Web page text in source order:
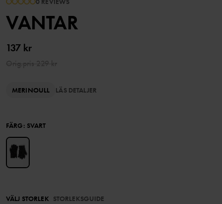
VANTAR
137 kr
MERINOULL LÄS DETALJER
FÄRG: SVART
VÄLJ STORLEK STORLEKSGUIDE